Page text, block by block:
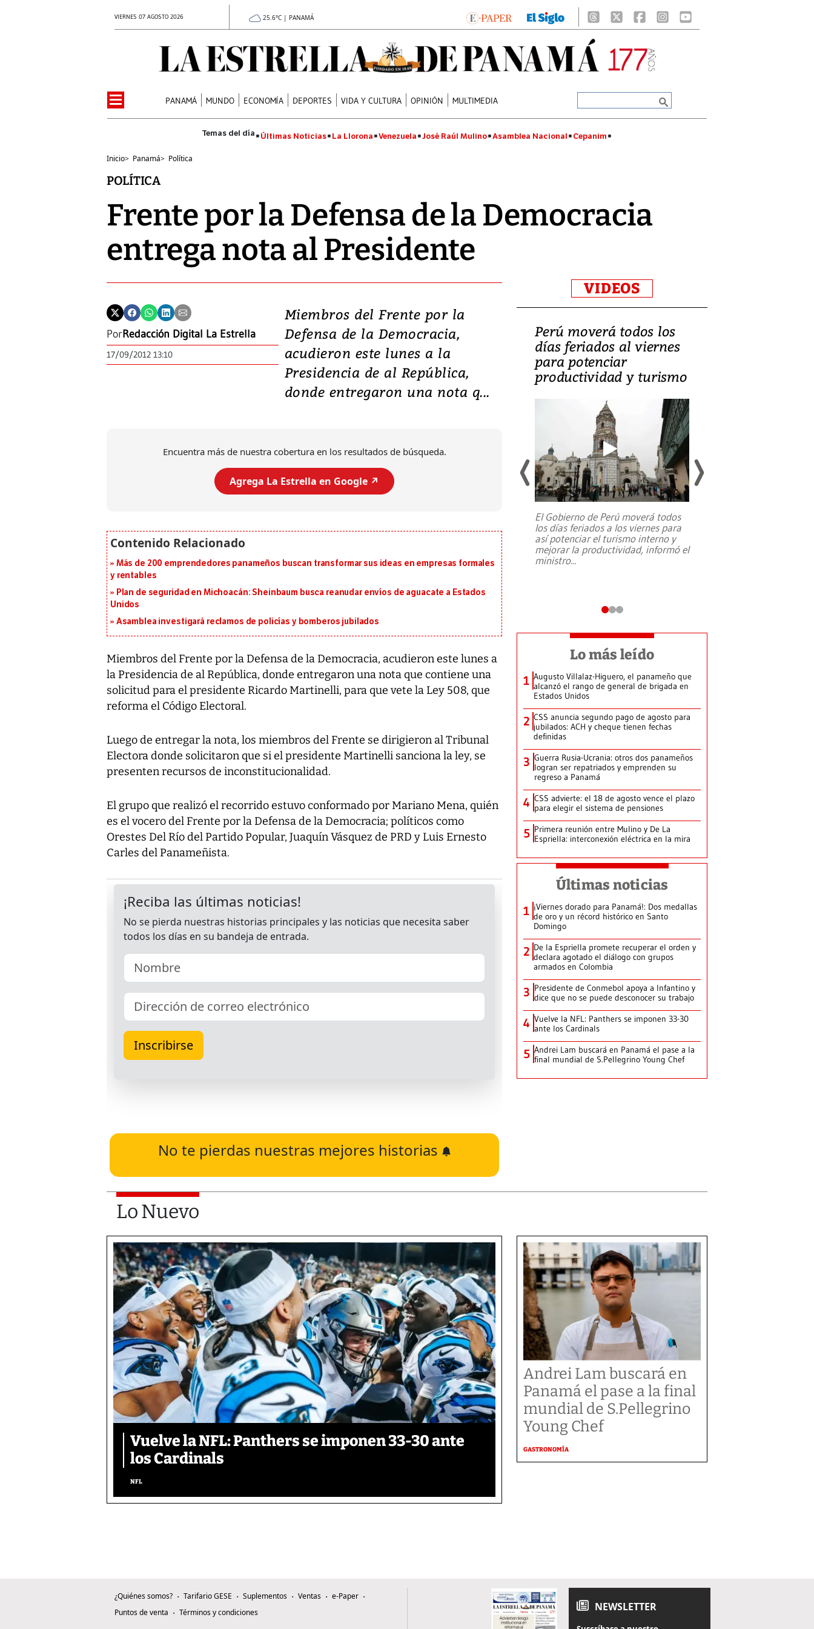
VIERNES 07 AGOSTO 2026 25.6°C | PANAMÁ
PANAMÁ MUNDO ECONOMÍA DEPORTES VIDA Y CULTURA OPINIÓN MULTIMEDIA
Últimas Noticias La Llorona Venezuela José Raúl Mulino Asamblea Nacional Cepanim
Inicio> Panamá> Política
POLÍTICA
Frente por la Defensa de la Democracia
entrega nota al Presidente
PorRedacción Digital La Estrella
17/09/2012 13:10
Miembros del Frente por la
Defensa de la Democracia,
acudieron este lunes a la
Presidencia de al República,
donde entregaron una nota q...
Encuentra más de nuestra cobertura en los resultados de búsqueda.
Agrega La Estrella en Google ↗️
Más de 200 emprendedores panameños buscan transformar sus ideas en empresas formales
y rentables
Plan de seguridad en Michoacán: Sheinbaum busca reanudar envíos de aguacate a Estados
Unidos
Asamblea investigará reclamos de policías y bomberos jubilados
Miembros del Frente por la Defensa de la Democracia, acudieron este lunes a
la Presidencia de al República, donde entregaron una nota que contiene una
solicitud para el presidente Ricardo Martinelli, para que vete la Ley 508, que
reforma el Código Electoral.
Luego de entregar la nota, los miembros del Frente se dirigieron al Tribunal
Electora donde solicitaron que si el presidente Martinelli sanciona la ley, se
presenten recursos de inconstitucionalidad.
El grupo que realizó el recorrido estuvo conformado por Mariano Mena, quién
es el vocero del Frente por la Defensa de la Democracia; políticos como
Orestes Del Río del Partido Popular, Juaquín Vásquez de PRD y Luis Ernesto
Carles del Panameñista.
No te pierdas nuestras mejores historias
VIDEOS
Video: Lula lanza su
candidatura con
promesas de inversión
en defensa, educación y
tierras raras
Entre recuerdos y escuetas
da Silva, oficializó este domingo su
Perú moverá todos los
días feriados al viernes
para potenciar
productividad y turismo
El Gobierno de Perú moverá todos
los días feriados a los viernes para
así potenciar el turismo interno y
mejorar la productividad, informó el
ministro...
Lo más leído
1 Augusto Villalaz-Higuero, el panameño que
alcanzó el rango de general de brigada en
Estados Unidos
2 CSS anuncia segundo pago de agosto para
jubilados: ACH y cheque tienen fechas
definidas
3 Guerra Rusia-Ucrania: otros dos panameños
logran ser repatriados y emprenden su
regreso a Panamá
4 CSS advierte: el 18 de agosto vence el plazo
para elegir el sistema de pensiones
5 Primera reunión entre Mulino y De La
Espriella: interconexión eléctrica en la mira
Últimas noticias
1 ¡Viernes dorado para Panamá!: Dos medallas
de oro y un récord histórico en Santo
Domingo
2 De la Espriella promete recuperar el orden y
declara agotado el diálogo con grupos
armados en Colombia
3 Presidente de Conmebol apoya a Infantino y
dice que no se puede desconocer su trabajo
4 Vuelve la NFL: Panthers se imponen 33-30
ante los Cardinals
5 Andrei Lam buscará en Panamá el pase a la
final mundial de S.Pellegrino Young Chef
Lo Nuevo
Vuelve la NFL: Panthers se imponen 33-30 ante
los Cardinals
NFL
Andrei Lam buscará en
Panamá el pase a la final
mundial de S.Pellegrino
Young Chef
GASTRONOMÍA
¿Quiénes somos? Tarifario GESE Suplementos Ventas
e-Paper
Puntos de venta
Términos y condiciones NEWSLETTER